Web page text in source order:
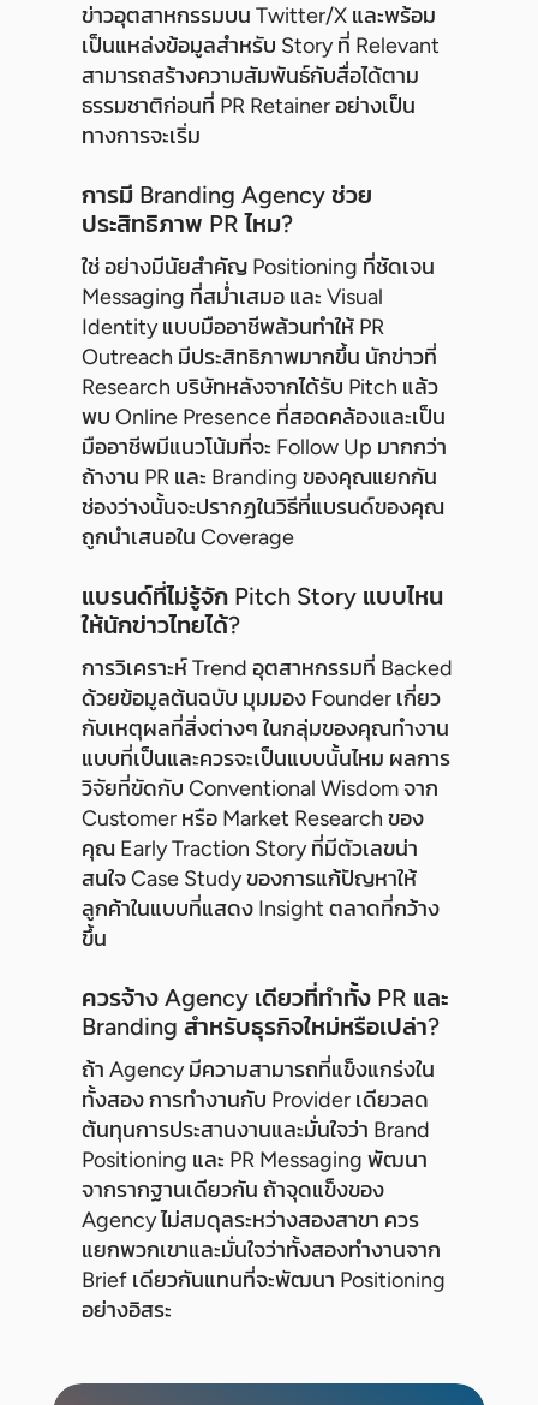
ข่าวอุตสาหกรรมบน Twitter/X และพร้อม
เป็นแหล่งข้อมูลสำหรับ Story ที่ Relevant
สามารถสร้างความสัมพันธ์กับสื่อได้ตาม
ธรรมชาติก่อนที่ PR Retainer อย่างเป็น
ทางการจะเริ่ม
การมี Branding Agency ช่วย
ประสิทธิภาพ PR ไหม?
ใช่ อย่างมีนัยสำคัญ Positioning ที่ชัดเจน
Messaging ที่สม่ำเสมอ และ Visual
Identity แบบมืออาชีพล้วนทำให้ PR
Outreach มีประสิทธิภาพมากขึ้น นักข่าวที่
Research บริษัทหลังจากได้รับ Pitch แล้ว
พบ Online Presence ที่สอดคล้องและเป็น
มืออาชีพมีแนวโน้มที่จะ Follow Up มากกว่า
ถ้างาน PR และ Branding ของคุณแยกกัน
ช่องว่างนั้นจะปรากฏในวิธีที่แบรนด์ของคุณ
ถูกนำเสนอใน Coverage
แบรนด์ที่ไม่รู้จัก Pitch Story แบบไหน
ให้นักข่าวไทยได้?
การวิเคราะห์ Trend อุตสาหกรรมที่ Backed
ด้วยข้อมูลต้นฉบับ มุมมอง Founder เกี่ยว
กับเหตุผลที่สิ่งต่างๆ ในกลุ่มของคุณทำงาน
แบบที่เป็นและควรจะเป็นแบบนั้นไหม ผลการ
วิจัยที่ขัดกับ Conventional Wisdom จาก
Customer หรือ Market Research ของ
คุณ Early Traction Story ที่มีตัวเลขน่า
สนใจ Case Study ของการแก้ปัญหาให้
ลูกค้าในแบบที่แสดง Insight ตลาดที่กว้าง
ขึ้น
ควรจ้าง Agency เดียวที่ทำทั้ง PR และ
Branding สำหรับธุรกิจใหม่หรือเปล่า?
ถ้า Agency มีความสามารถที่แข็งแกร่งใน
ทั้งสอง การทำงานกับ Provider เดียวลด
ต้นทุนการประสานงานและมั่นใจว่า Brand
Positioning และ PR Messaging พัฒนา
จากรากฐานเดียวกัน ถ้าจุดแข็งของ
Agency ไม่สมดุลระหว่างสองสาขา ควร
แยกพวกเขาและมั่นใจว่าทั้งสองทำงานจาก
Brief เดียวกันแทนที่จะพัฒนา Positioning
อย่างอิสระ